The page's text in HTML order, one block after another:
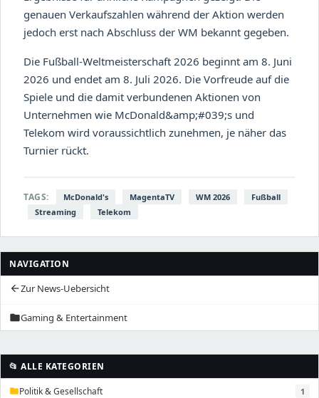
NAVIGATION
arrow_backZur News-Uebersicht
folderGaming & Entertainment
📂 ALLE KATEGORIEN
folderPolitik & Gesellschaft 1
genauen Verkaufszahlen während der Aktion werden
jedoch erst nach Abschluss der WM bekannt gegeben.
Die Fußball-Weltmeisterschaft 2026 beginnt am 8. Juni
2026 und endet am 8. Juli 2026. Die Vorfreude auf die
Spiele und die damit verbundenen Aktionen von
Unternehmen wie McDonald&amp;#039;s und
Telekom wird voraussichtlich zunehmen, je näher das
Turnier rückt.
TAGS: McDonald's MagentaTV WM 2026
Fußball
Streaming
Telekom